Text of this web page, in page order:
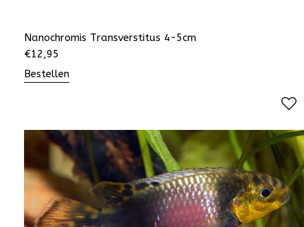
Nanochromis Transverstitus 4-5cm
€12,95
Bestellen